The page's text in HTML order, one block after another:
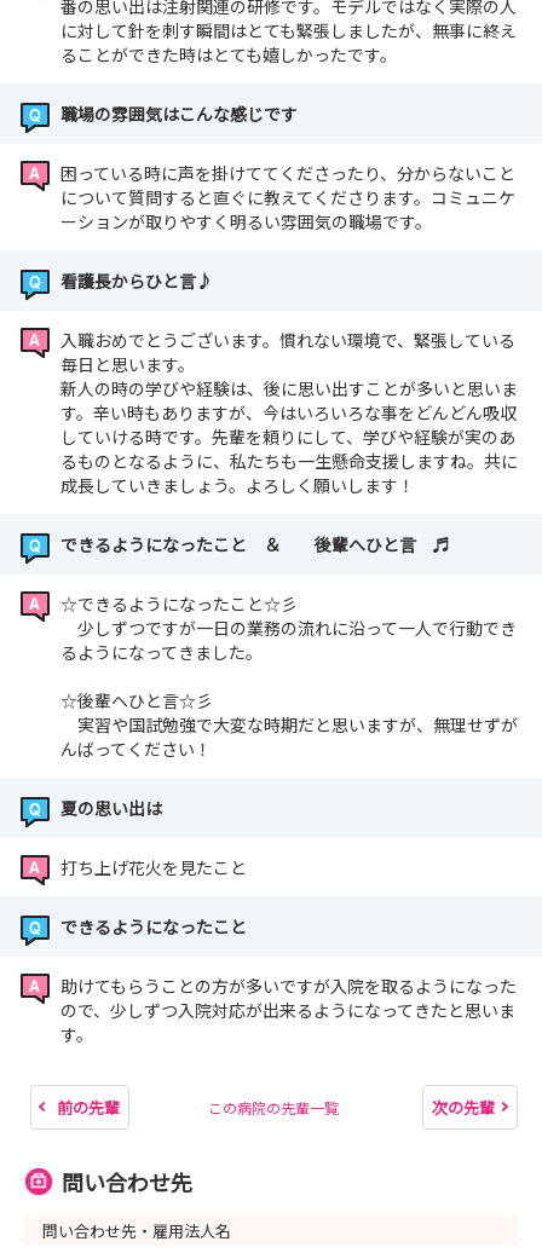
番の思い出は注射関連の研修です。モデルではなく実際の人
に対して針を刺す瞬間はとても緊張しましたが、無事に終え
ることができた時はとても嬉しかったです。
職場の雰囲気はこんな感じです
困っている時に声を掛けててくださったり、分からないこと
について質問すると直ぐに教えてくださります。コミュニケ
ーションが取りやすく明るい雰囲気の職場です。
看護長からひと言♪
入職おめでとうございます。慣れない環境で、緊張している
毎日と思います。
新人の時の学びや経験は、後に思い出すことが多いと思いま
す。辛い時もありますが、今はいろいろな事をどんどん吸収
していける時です。先輩を頼りにして、学びや経験が実のあ
るものとなるように、私たちも一生懸命支援しますね。共に
成長していきましょう。よろしく願いします！
できるようになったこと ＆ 後輩へひと言 ♬
☆できるようになったこと☆彡
少しずつですが一日の業務の流れに沿って一人で行動でき
るようになってきました。
☆後輩へひと言☆彡
実習や国試勉強で大変な時期だと思いますが、無理せずが
んばってください！
夏の思い出は
打ち上げ花火を見たこと
できるようになったこと
助けてもらうことの方が多いですが入院を取るようになった
ので、少しずつ入院対応が出来るようになってきたと思いま
す。
前の先輩 この病院の先輩一覧 次の先輩
問い合わせ先
問い合わせ先・雇用法人名